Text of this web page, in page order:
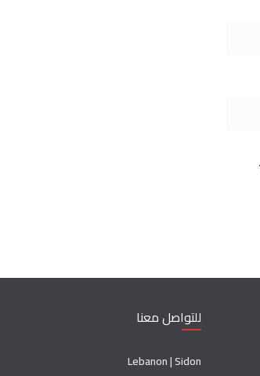
للتواصل معنا
Lebanon | Sidon